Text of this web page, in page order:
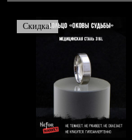
Скидка!